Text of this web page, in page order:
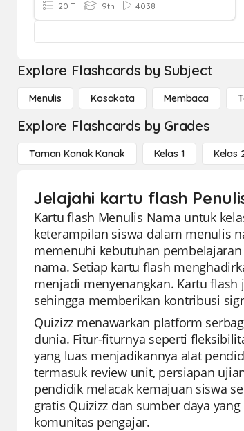
20 T 9th 4038
Explore Flashcards by Subject
Menulis Kosakata Membaca
Explore Flashcards by Grades
Taman Kanak Kanak Kelas 1 Kelas
Jelajahi kartu flash
Kartu flash Menulis Nama untuk
keterampilan siswa dalam menulis
memenuhi kebutuhan
nama. Setiap kartu flash
menjadi menyenangkan. Kartu
sehingga memberikan kontribusi
Quizizz menawarkan platform
dunia. Fitur-fiturnya seperti
yang luas menjadikannya alat
termasuk review unit, persiapan
pendidik melacak kemajuan siswa
gratis Quizizz dan sumber daya
komunitas pengajar.